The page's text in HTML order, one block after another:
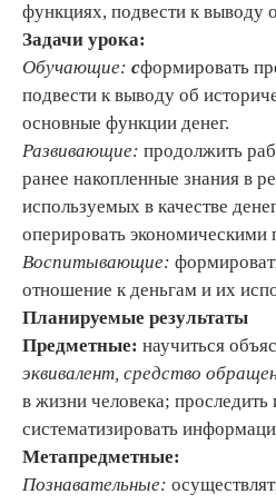
функциях, подвести к выводу
Задачи урока:
Обучающие: сформировать
подвести к выводу об
основные функции денег.
Развивающие: продолжить
ранее накопленные знания в
используемых в качестве
оперировать экономическими
Воспитывающие:
отношение к деньгам и их
Планируемые результаты
Предметные: научиться
эквивалент, средство
в жизни человека;
систематизировать
Метапредметные:
Познавательные: